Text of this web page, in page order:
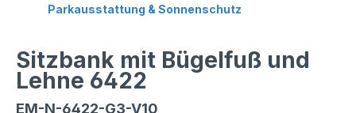
Parkausstattung & Sonnenschutz
Sitzbank mit Bügelfuß und
Lehne 6422
EM-N-6422-G3-V10